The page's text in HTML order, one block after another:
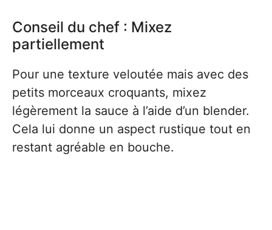
Conseil du chef : Mixez
partiellement
Pour une texture veloutée mais avec des
petits morceaux croquants, mixez
légèrement la sauce à l’aide d’un blender.
Cela lui donne un aspect rustique tout en
restant agréable en bouche.